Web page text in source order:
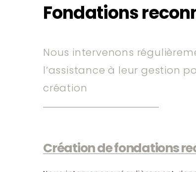
Fondations
Nous intervenons
l’assistance à leur gestion
création
Création de fondations